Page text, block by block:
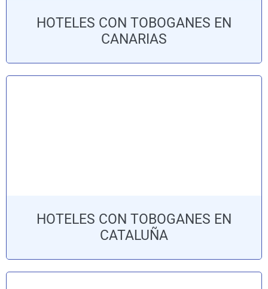
HOTELES CON TOBOGANES EN
CANARIAS
HOTELES CON TOBOGANES EN
CATALUÑA